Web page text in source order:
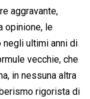
aggravante,
opinione, le
ultimi anni di
vecchie, che
in nessuna altra
rigorista di